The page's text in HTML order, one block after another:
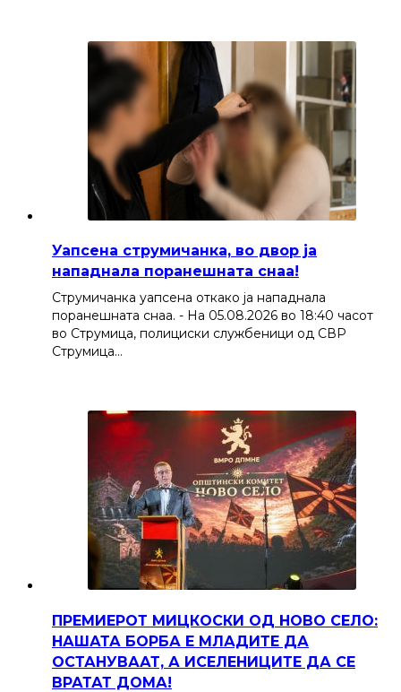
Уапсена струмичанка, во двор ја
нападнала поранешната снаа!
Струмичанка уапсена откако ја нападнала
поранешната снаа. - На 05.08.2026 во 18:40 часот
во Струмица, полициски службеници од СВР
Струмица…
ПРЕМИЕРОТ МИЦКОСКИ ОД НОВО СЕЛО:
НАШАТА БОРБА Е МЛАДИТЕ ДА
ОСТАНУВААТ, А ИСЕЛЕНИЦИТЕ ДА СЕ
ВРАТАТ ДОМА!